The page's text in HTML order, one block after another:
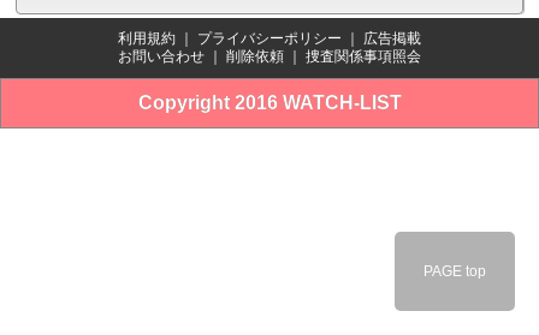
利用規約 プライバシーポリシー
広告掲載
お問い合わせ
削除依頼 捜査関係事項照会
Copyright 2016 WATCH-LIST
PAGE top